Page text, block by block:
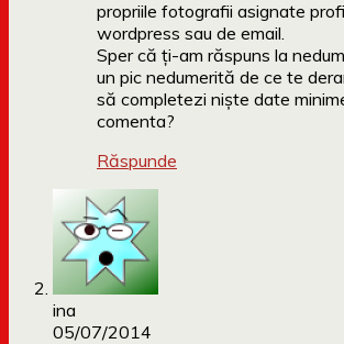
propriile fotografii asignate
wordpress sau de email.
Sper că ți-am răspuns la
un pic nedumerită de ce te
să completezi niște date
comenta?
Răspunde
ina
05/07/2014